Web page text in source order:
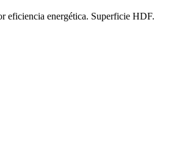
eficiencia energética. Superficie HDF.